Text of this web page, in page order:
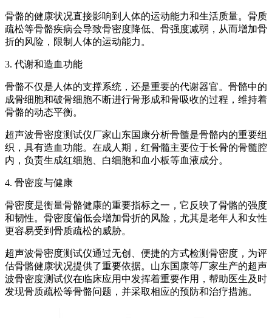
骨骼的健康状况直接影响到人体的运动能力和生活质量。骨质
疏松等骨骼疾病会导致骨密度降低、骨强度减弱，从而增加骨
折的风险，限制人体的运动能力。
3. 代谢和造血功能
骨骼不仅是人体的支撑系统，还是重要的代谢器官。骨骼中的
成骨细胞和破骨细胞不断进行骨形成和骨吸收的过程，维持着
骨骼的动态平衡。
超声波骨密度测试仪厂家山东国康分析骨髓是骨骼内的重要组
织，具有造血功能。在成人期，红骨髓主要位于长骨的骨髓腔
内，负责生成红细胞、白细胞和血小板等血液成分。
4. 骨密度与健康
骨密度是衡量骨骼健康的重要指标之一，它反映了骨骼的强度
和韧性。骨密度偏低会增加骨折的风险，尤其是老年人和女性
更容易受到骨质疏松的威胁。
超声波骨密度测试仪通过无创、便捷的方式检测骨密度，为评
估骨骼健康状况提供了重要依据。山东国康等厂家生产的超声
波骨密度测试仪在临床应用中发挥着重要作用，帮助医生及时
发现骨质疏松等骨骼问题，并采取相应的预防和治疗措施。